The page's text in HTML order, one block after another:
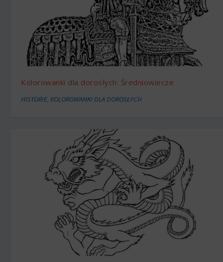
Kolorowanki dla dorosłych: Średniowiecze
HISTORIE,KOLOROWANKI DLA DOROSŁYCH